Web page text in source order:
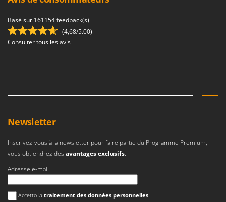
Basé sur 161154 feedback(s)
(4,68/5.00)
Consulter tous les avis
Newsletter
Inscrivez-vous à la newsletter pour faire partie du Programme Premium,
vous obtiendrez des avantages exclusifs.
Adresse e-mail
Une erreur est survenue
Accetto la traitement des données personnelles